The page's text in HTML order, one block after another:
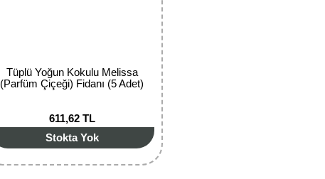
Tüplü Yoğun Kokulu Melissa
(Parfüm Çiçeği) Fidanı (5 Adet)
611,62 TL
Stokta Yok